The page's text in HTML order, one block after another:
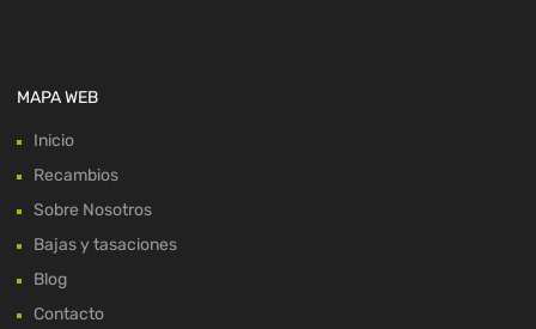
MAPA WEB
Inicio
Recambios
Sobre Nosotros
Bajas y tasaciones
Blog
Contacto